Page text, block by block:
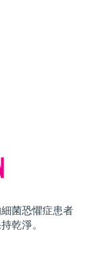
菌恐懼症患者
乾淨。